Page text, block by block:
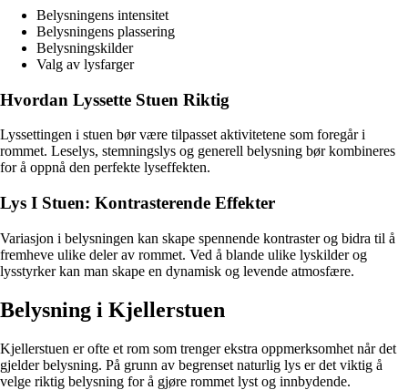
Belysningens intensitet
Belysningens plassering
Belysningskilder
Valg av lysfarger
Hvordan Lyssette Stuen Riktig
Lyssettingen i stuen bør være tilpasset aktivitetene som foregår i
rommet. Leselys, stemningslys og generell belysning bør kombineres
for å oppnå den perfekte lyseffekten.
Lys I Stuen: Kontrasterende Effekter
Variasjon i belysningen kan skape spennende kontraster og bidra til å
fremheve ulike deler av rommet. Ved å blande ulike lyskilder og
lysstyrker kan man skape en dynamisk og levende atmosfære.
Belysning i Kjellerstuen
Kjellerstuen er ofte et rom som trenger ekstra oppmerksomhet når det
gjelder belysning. På grunn av begrenset naturlig lys er det viktig å
velge riktig belysning for å gjøre rommet lyst og innbydende.